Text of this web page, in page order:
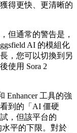
得更快、更清晰的
但通常的警告是，
AI 的模組化
，您可以切換到另
使用 Sora 2
Enhancer 工具的強
到的「AI 僵硬
，但該平台的
水平的下限。對於